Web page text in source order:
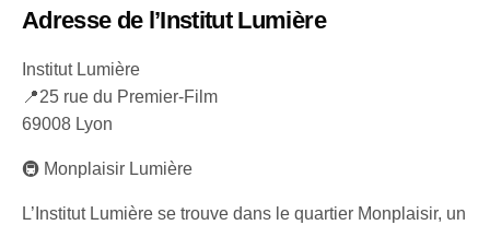
Adresse de l’Institut Lumière
Institut Lumière
📍25 rue du Premier-Film
69008 Lyon
🚇 Monplaisir Lumière
L’Institut Lumière se trouve dans le quartier Monplaisir, un